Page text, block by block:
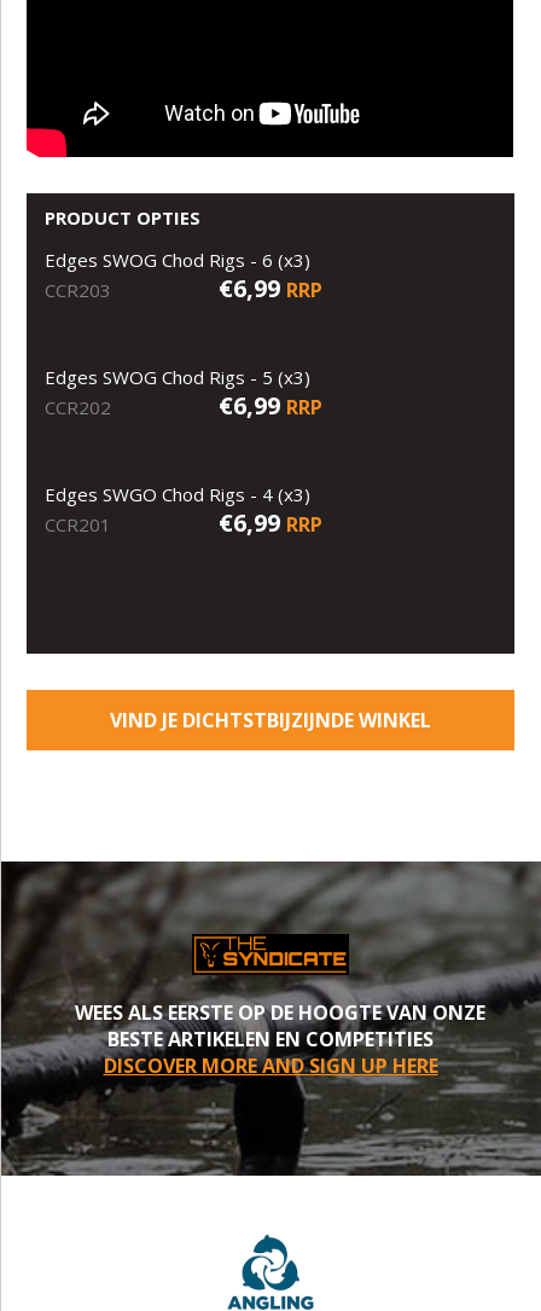
PRODUCT OPTIES
Edges SWOG Chod Rigs - 6 (x3)
CCR203
€6,99 RRP
Edges SWOG Chod Rigs - 5 (x3)
CCR202
€6,99 RRP
Edges SWGO Chod Rigs - 4 (x3)
CCR201
€6,99 RRP
VIND JE DICHTSTBIJZIJNDE WINKEL
WEES ALS EERSTE OP DE HOOGTE VAN ONZE
BESTE ARTIKELEN EN COMPETITIES
DISCOVER MORE AND SIGN UP HERE